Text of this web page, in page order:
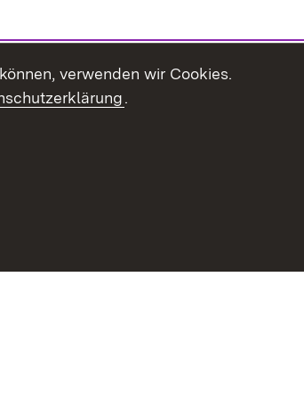
verwenden wir Cookies.
.